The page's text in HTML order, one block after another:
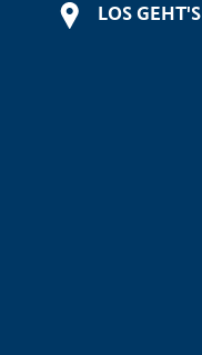
LOS GEHT'S